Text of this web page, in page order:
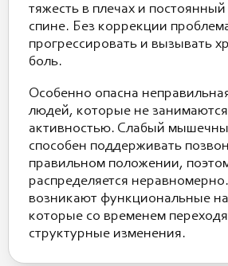
тяжесть в плечах и
спине. Без коррекции
прогрессировать и вызывать
боль.
Особенно опасна
людей, которые не
активностью. Слабый
способен поддерживать
правильном положении,
распределяется
возникают функциональные
которые со временем
структурные изменения.